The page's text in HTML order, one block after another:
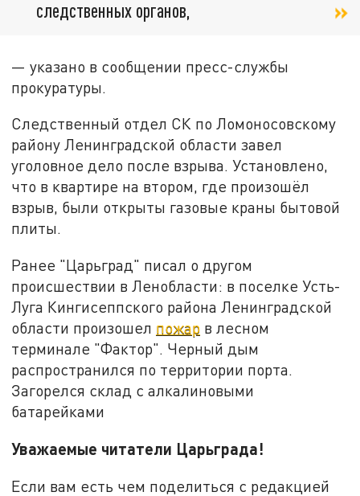
следственных органов,
— указано в сообщении пресс-службы
прокуратуры.
Следственный отдел СК по Ломоносовскому
району Ленинградской области завел
уголовное дело после взрыва. Установлено,
что в квартире на втором, где произошёл
взрыв, были открыты газовые краны бытовой
плиты.
Ранее "Царьград" писал о другом
происшествии в Ленобласти: в поселке Усть-
Луга Кингисеппского района Ленинградской
области произошел пожар в лесном
терминале "Фактор". Черный дым
распространился по территории порта.
Загорелся склад с алкалиновыми
батарейками
Уважаемые читатели Царьграда!
Если вам есть чем поделиться с редакцией